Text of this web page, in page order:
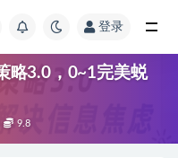
登录
略3.0，0~1完美蜕
9.8